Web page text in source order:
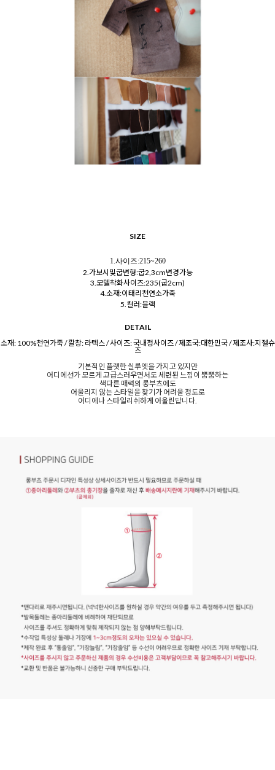
SIZE
1.사이즈:215~260
2.가보시및굽변형:굽2,3cm변경가능
3.모델착화사이즈:235(굽2cm)
4.소재:이태리천연소가죽
5.컬러:블랙
DETAIL
소재: 100%천연가죽 / 깔창: 라텍스 / 사이즈: 국내정사이즈 / 제조국:대한민국 / 제조사:지젤슈
즈
기본적인 플랫한 실루엣을 가지고 있지만
어디에선가 모르게 고급스러우면서도 세련된 느낌이 뿜뿜하는
색다른 매력의 롱부츠에도
어울리지 않는 스타일을 찾기가 어려울 정도로
어디에나 스타일리쉬하게 어울린답니다.